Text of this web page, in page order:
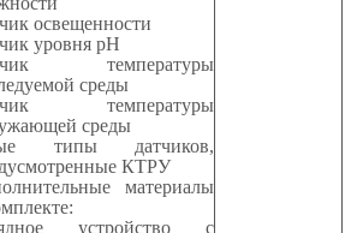
освещенности
уровня pH
температуры
среды
температуры
среды
типы датчиков,
КТРУ
материалы
устройство с